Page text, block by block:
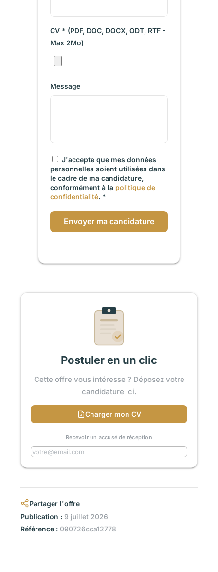
CV * (PDF, DOC, DOCX, ODT, RTF -
Max 2Mo)
Message
J'accepte que mes données
personnelles soient utilisées dans
le cadre de ma candidature,
conformément à la politique de
confidentialité. *
Envoyer ma candidature
Postuler en un clic
Cette offre vous intéresse ? Déposez votre
candidature ici.
Charger mon CV
Recevoir un accusé de réception
Partager l'offre
Publication : 9 juillet 2026
Référence : 090726cca12778